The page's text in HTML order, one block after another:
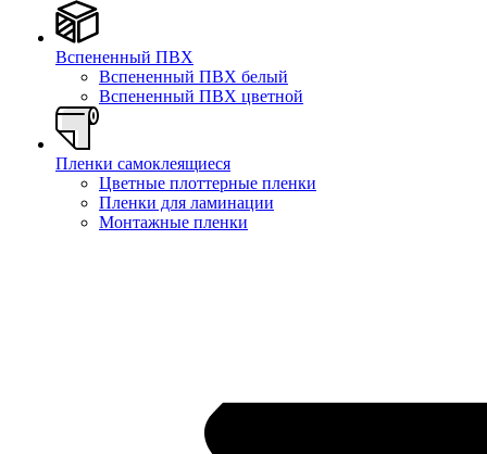
Вспененный ПВХ
Вспененный ПВХ белый
Вспененный ПВХ цветной
Пленки самоклеящиеся
Цветные плоттерные пленки
Пленки для ламинации
Монтажные пленки